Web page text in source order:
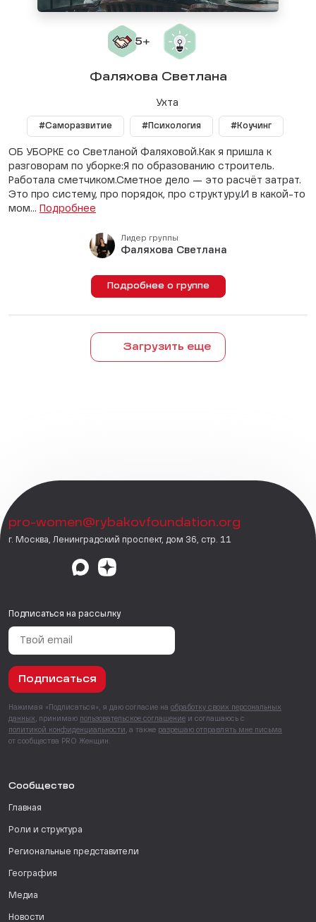
Фаляхова Светлана
Ухта
#Саморазвитие #Психология #Коучинг
ОБ УБОРКЕ со Светланой Фаляховой.Как я пришла к
разговорам по уборке:Я по образованию строитель.
Работала сметчиком.Сметное дело — это расчёт затрат.
Это про систему, про порядок, про структуру.И в какой-то
мом... Подробнее
Лидер группы
Фаляхова Светлана
Подробнее о группе
Загрузить еще
pro-women@rybakovfoundation.org
г. Москва, Ленинградский проспект, дом 36, стр. 11
Подписаться на рассылку
Подписаться
Нажимая «Подписаться», я даю согласие на обработку своих персональных
данных , принимаю пользовательское соглашение и соглашаюсь с
политикой конфиденциальности , а также разрешаю отправлять мне письма
от сообщества PRO Женщин.
Сообщество
Главная
Роли и структура
Региональные представители
География
Медиа
Новости